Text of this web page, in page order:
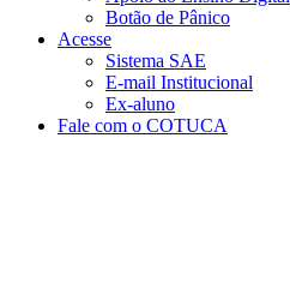
Botão de Pânico
Acesse
Sistema SAE
E-mail Institucional
Ex-aluno
Fale com o COTUCA